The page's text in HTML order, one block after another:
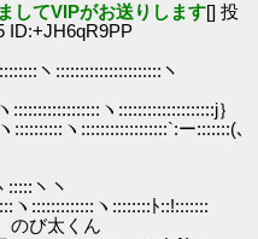
してVIPがお送りします[] 投
ID:+JH6qR9PP
ヽ::::::::::::::::::::::ヽ
ヽ::::::::::::::::::::j｝
ヽ::::::::::::::::::`:ー:::::::(､
:::::ヽヽ
ヽ:::::::::::::ヽ::::::::ﾄ::!:::::::
のび太くん